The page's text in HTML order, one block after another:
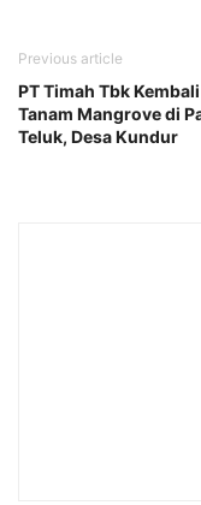
Previous article
PT Timah Tbk Kembali
Tanam Mangrove di
Teluk, Desa Kundur